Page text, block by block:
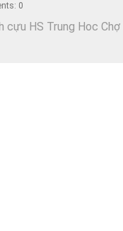
0
HS Trung Hoc